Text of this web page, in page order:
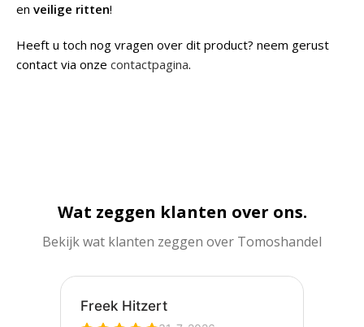
en veilige ritten!
Heeft u toch nog vragen over dit product? neem gerust
contact via onze contactpagina.
Wat zeggen klanten over ons.
Bekijk wat klanten zeggen over Tomoshandel